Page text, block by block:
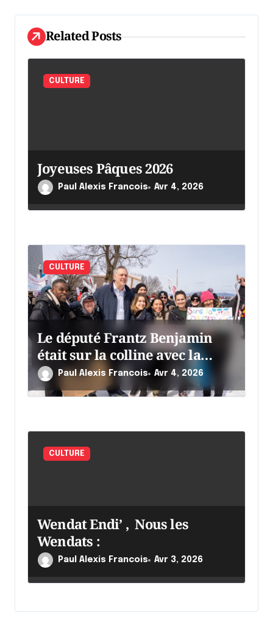
e
l
a
c
l
e
Related Posts
CULTURE
Joyeuses Pâques 2026
Paul Alexis Francois Avr 4, 2026
CULTURE
Le député Frantz Benjamin
était sur la colline avec la
chaumine
Paul Alexis Francois Avr 4, 2026
CULTURE
Wendat Endi’ , Nous les
Wendats :
Paul Alexis Francois Avr 3, 2026